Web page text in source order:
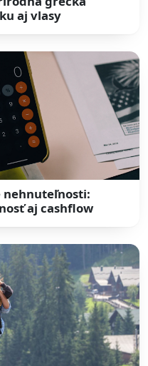
aj vlasy
aj cashflow